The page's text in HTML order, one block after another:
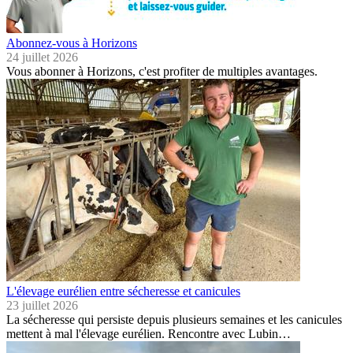
Abonnez-vous à Horizons
24 juillet 2026
Vous abonner à Horizons, c'est profiter de multiples avantages.
L'élevage eurélien entre sécheresse et canicules
23 juillet 2026
La sécheresse qui persiste depuis plusieurs semaines et les canicules
mettent à mal l'élevage eurélien. Rencontre avec Lubin…